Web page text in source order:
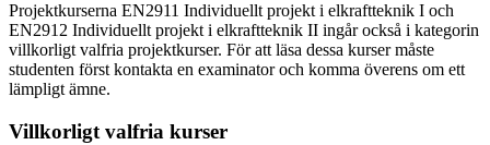
Projektkurserna EN2911 Individuellt projekt i elkraftteknik I och
EN2912 Individuellt projekt i elkraftteknik II ingår också i kategorin
villkorligt valfria projektkurser. För att läsa dessa kurser måste
studenten först kontakta en examinator och komma överens om ett
lämpligt ämne.
Villkorligt valfria kurser